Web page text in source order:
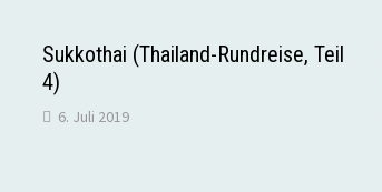
Sukkothai (Thailand-Rundreise, Teil
4)
6. Juli 2019